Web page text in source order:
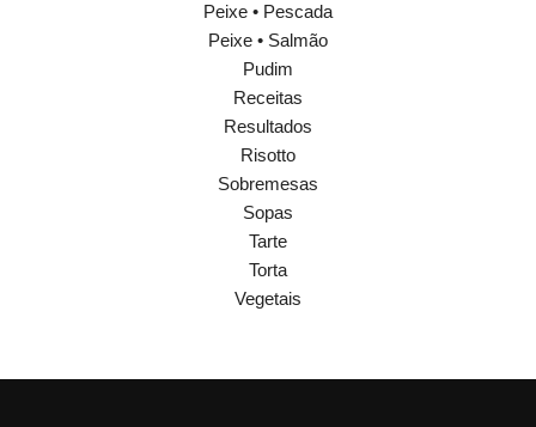
Peixe • Pescada
Peixe • Salmão
Pudim
Receitas
Resultados
Risotto
Sobremesas
Sopas
Tarte
Torta
Vegetais